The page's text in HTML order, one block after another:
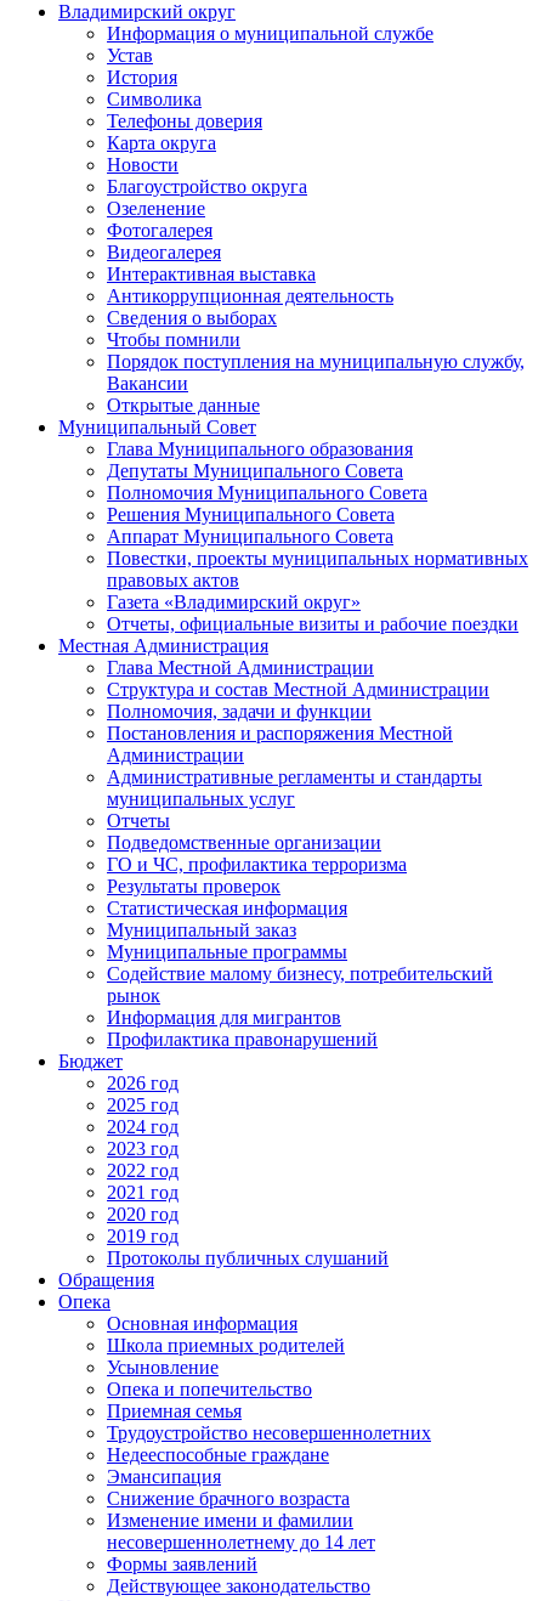
Владимирский округ
Информация о муниципальной службе
Устав
История
Символика
Телефоны доверия
Карта округа
Новости
Благоустройство округа
Озеленение
Фотогалерея
Видеогалерея
Интерактивная выставка
Антикоррупционная деятельность
Сведения о выборах
Чтобы помнили
Порядок поступления на муниципальную службу,
Вакансии
Открытые данные
Муниципальный Совет
Глава Муниципального образования
Депутаты Муниципального Совета
Полномочия Муниципального Совета
Решения Муниципального Совета
Аппарат Муниципального Совета
Повестки, проекты муниципальных нормативных
правовых актов
Газета «Владимирский округ»
Отчеты, официальные визиты и рабочие поездки
Местная Администрация
Глава Местной Администрации
Структура и состав Местной Администрации
Полномочия, задачи и функции
Постановления и распоряжения Местной
Администрации
Административные регламенты и стандарты
муниципальных услуг
Отчеты
Подведомственные организации
ГО и ЧС, профилактика терроризма
Результаты проверок
Статистическая информация
Муниципальный заказ
Муниципальные программы
Содействие малому бизнесу, потребительский
рынок
Информация для мигрантов
Профилактика правонарушений
Бюджет
2026 год
2025 год
2024 год
2023 год
2022 год
2021 год
2020 год
2019 год
Протоколы публичных слушаний
Обращения
Опека
Основная информация
Школа приемных родителей
Усыновление
Опека и попечительство
Приемная семья
Трудоустройство несовершеннолетних
Недееспособные граждане
Эмансипация
Снижение брачного возраста
Изменение имени и фамилии
несовершеннолетнему до 14 лет
Формы заявлений
Действующее законодательство